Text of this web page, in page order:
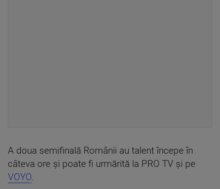
A doua semifinală Românii au talent începe în
câteva ore și poate fi urmărită la PRO TV și pe
VOYO.